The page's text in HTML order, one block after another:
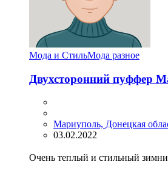
Мода и СтильМода разное
Двухсторонний пуффер
Мариуполь, Донецкая
03.02.2022
Очень теплый и стильный